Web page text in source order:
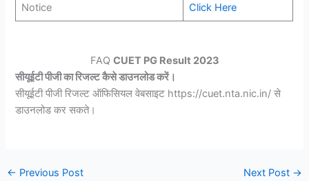
Notice Click Here
FAQ CUET PG Result 2023
सीयूईटी पीजी का रिजल्ट कैसे डाउनलोड करें।
सीयूईटी पीजी रिजल्ट ऑफिसियल वेबसाइट https://cuet.nta.nic.in/ से
डाउनलोड कर सकते।
← Previous Post Next Post →